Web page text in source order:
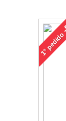
1°
pedido